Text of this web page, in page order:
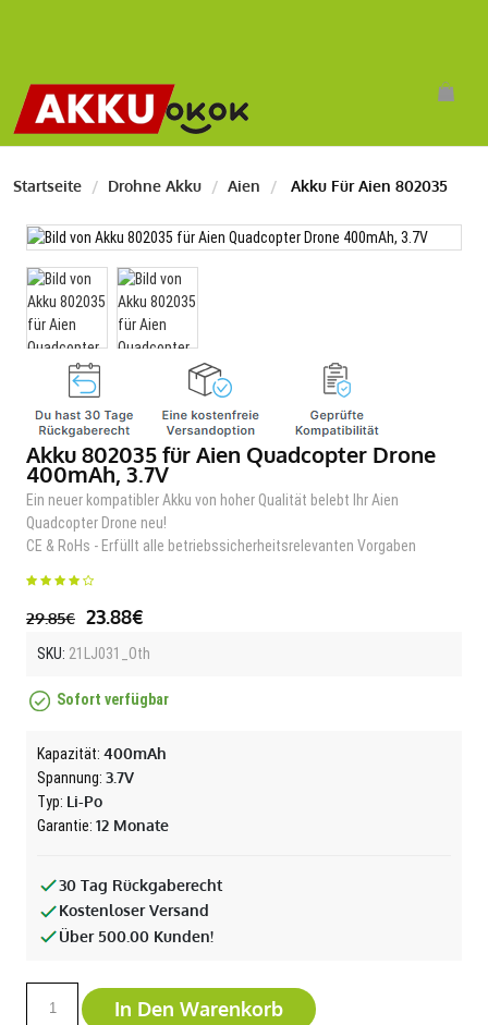
Startseite Drohne Akku Aien Akku Für Aien 802035
Akku 802035 für Aien Quadcopter Drone
400mAh, 3.7V
Ein neuer kompatibler Akku von hoher Qualität belebt Ihr Aien
Quadcopter Drone neu!
CE & RoHs - Erfüllt alle betriebssicherheitsrelevanten Vorgaben
29.85€ 23.88€
SKU: 21LJ031_Oth
Sofort verfügbar
Kapazität: 400mAh
Spannung: 3.7V
Typ: Li-Po
Garantie: 12 Monate
30 Tag Rückgaberecht
Kostenloser Versand
Über 500.00 Kunden!
In Den Warenkorb